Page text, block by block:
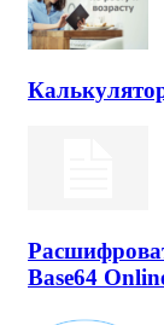
Base64